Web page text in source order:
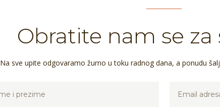
Obratite nam se za
Na sve upite odgovaramo žurno u toku radnog dana, a ponudu